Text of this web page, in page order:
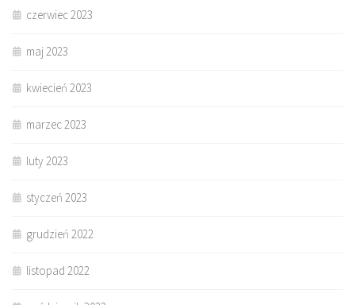
czerwiec 2023
maj 2023
kwiecień 2023
marzec 2023
luty 2023
styczeń 2023
grudzień 2022
listopad 2022